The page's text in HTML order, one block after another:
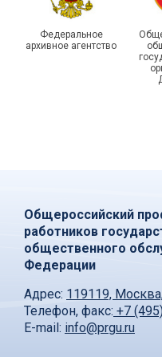
Федеральное
архивное агентство
Общероссийский
работников
общественного
Федерации
Адрес: 119119,
Телефон, факс: +7
E-mail: info@prgu.ru